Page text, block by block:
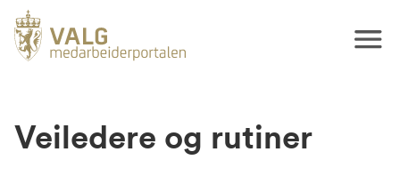
Veiledere og rutiner